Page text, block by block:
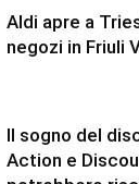
Aldi apre a
negozi in Friuli
Il sogno del
Action e